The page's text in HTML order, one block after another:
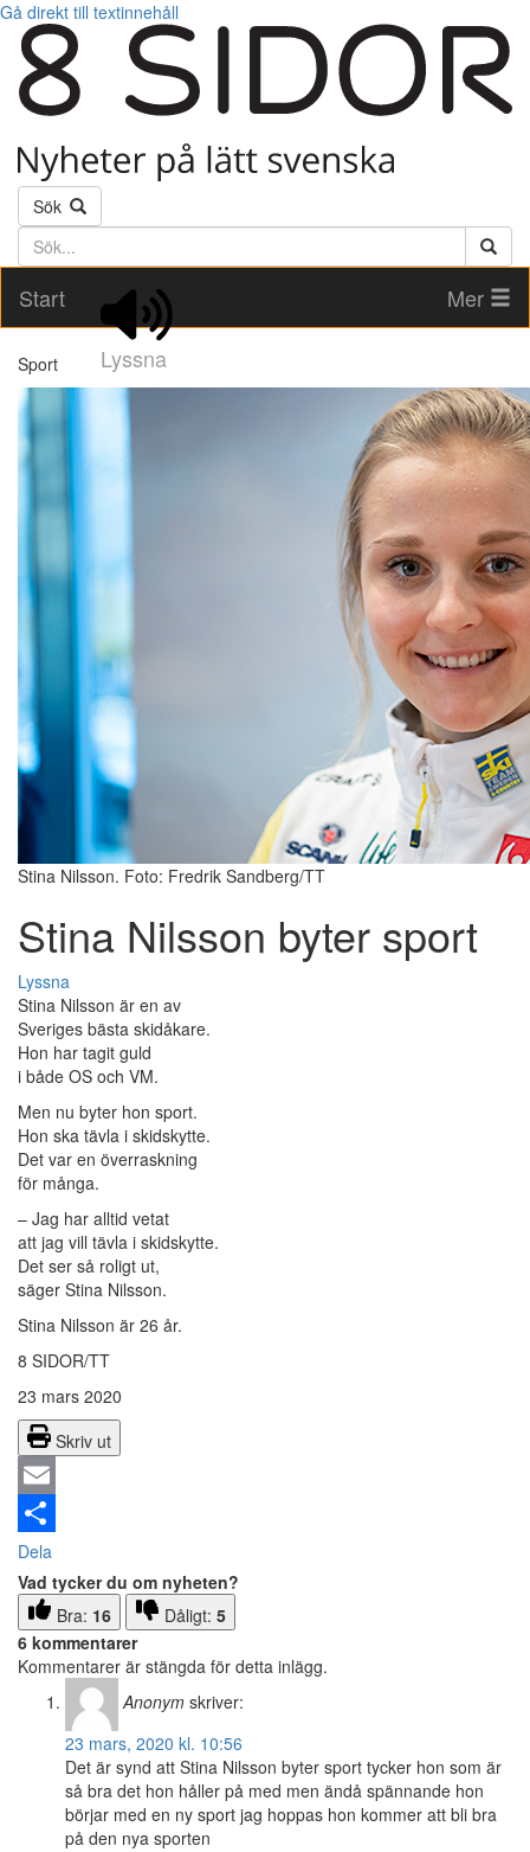
Gå direkt till textinnehåll
Sök
Söktext
Start
Lyssna
Mer
Sport
Stina Nilsson. Foto: Fredrik Sandberg/TT
Stina Nilsson byter sport
Lyssna
Stina Nilsson är en av
Sveriges bästa skidåkare.
Hon har tagit guld
i både OS och VM.
Men nu byter hon sport.
Hon ska tävla i skidskytte.
Det var en överraskning
för många.
– Jag har alltid vetat
att jag vill tävla i skidskytte.
Det ser så roligt ut,
säger Stina Nilsson.
Stina Nilsson är 26 år.
8 SIDOR/TT
23 mars 2020
Skriv ut
Email
Dela
Vad tycker du om nyheten?
Bra: 16 Dåligt: 5
6 kommentarer
Kommentarer är stängda för detta inlägg.
Anonym skriver:
23 mars, 2020 kl. 10:56
Det är synd att Stina Nilsson byter sport tycker hon som är
så bra det hon håller på med men ändå spännande hon
börjar med en ny sport jag hoppas hon kommer att bli bra
på den nya sporten